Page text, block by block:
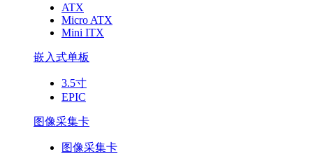
ATX
Micro ATX
Mini ITX
嵌入式单板
3.5寸
EPIC
图像采集卡
图像采集卡